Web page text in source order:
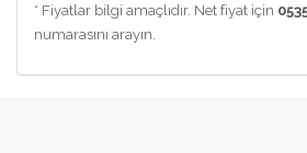
* Fiyatlar bilgi amaçlıdır. Net fiyat için
numarasını arayın.